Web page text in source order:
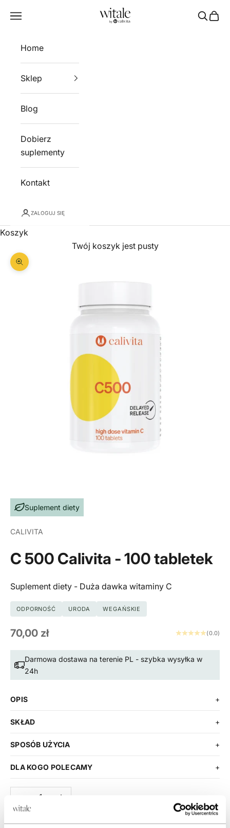
Witale
Menu Szukaj
Home
Sklep
Blog
Dobierz
suplementy
Kontakt
ZALOGUJ SIĘ
Koszyk
Twój koszyk jest pusty
Przybliż
Suplement diety
CALIVITA
C 500 Calivita - 100 tabletek
Suplement diety - Duża dawka witaminy C
ODPORNOŚĆ URODA WEGAŃSKIE
Cena promocyjna
70,00 zł (0.0)
Darmowa dostawa na terenie PL - szybka wysyłka w
24h
OPIS +
SKŁAD +
SPOSÓB UŻYCIA +
DLA KOGO POLECAMY +
Zmniejsz ilośćZwiększ ilość